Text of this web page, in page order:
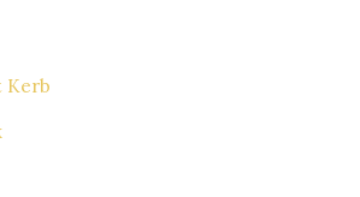
Kerb